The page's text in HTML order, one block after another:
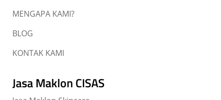
MENGAPA KAMI?
BLOG
KONTAK KAMI
Jasa Maklon CISAS